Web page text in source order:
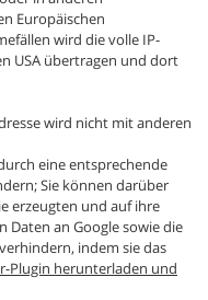
Europäischen
wird die volle IP-
USA übertragen und dort
wird nicht mit anderen
eine entsprechende
Sie können darüber
erzeugten und auf ihre
Daten an Google sowie die
indem sie das
Plugin herunterladen und